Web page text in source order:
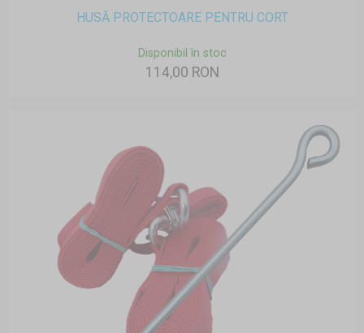
HUSĂ PROTECTOARE PENTRU CORT
Disponibil în stoc
114,00 RON